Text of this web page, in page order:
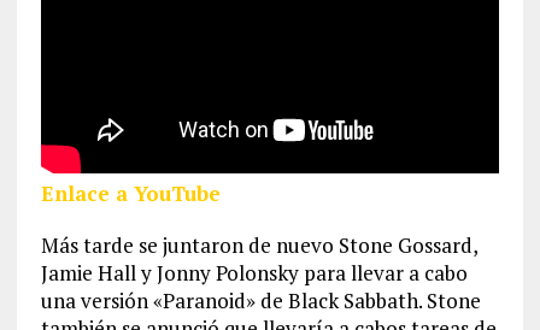
Enlace a YouTube
Más tarde se juntaron de nuevo Stone Gossard,
Jamie Hall y Jonny Polonsky para llevar a cabo
una versión «Paranoid» de Black Sabbath. Stone